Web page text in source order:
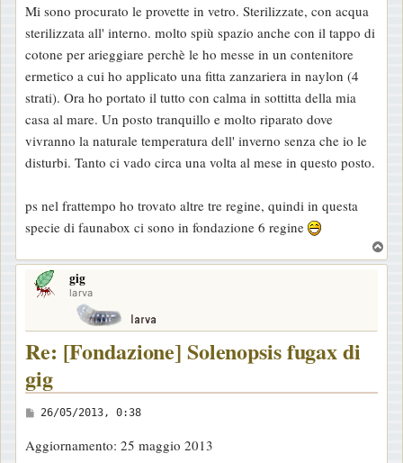
s
s
a
g
g
i
o
Mi sono procurato le provette in vetro. Sterilizzate, con acqua
sterilizzata all' interno. molto spiù spazio anche con il tappo di
cotone per arieggiare perchè le ho messe in un contenitore
ermetico a cui ho applicato una fitta zanzariera in naylon (4
strati). Ora ho portato il tutto con calma in sottitta della mia
casa al mare. Un posto tranquillo e molto riparato dove
vivranno la naturale temperatura dell' inverno senza che io le
disturbi. Tanto ci vado circa una volta al mese in questo posto.
ps nel frattempo ho trovato altre tre regine, quindi in questa
specie di faunabox ci sono in fondazione 6 regine
o
gig
larva
Re: [Fondazione] Solenopsis fugax di
gig
M
s
26/05/2013, 0:38
Aggiornamento: 25 maggio 2013